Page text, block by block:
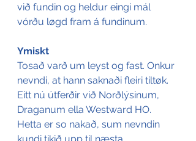
við fundin og heldur eingi mál
vórðu løgd fram á fundinum.
Ymiskt
Tosað varð um leyst og fast. Onkur
nevndi, at hann saknaði fleiri tiltøk.
Eitt nú útferðir við Norðlýsinum,
Draganum ella Westward HO.
Hetta er so nakað, sum nevndin
kundi tikið upp til næsta